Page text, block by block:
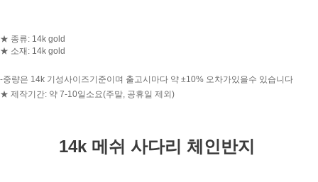
★ 종류: 14k gold
★ 소재: 14k gold
-중량은 14k 기성사이즈기준이며 출고시마다 약 ±10% 오차가있을수 있습니다
★ 제작기간: 약 7-10일소요(주말, 공휴일 제외)
14k 메쉬 사다리 체인반지